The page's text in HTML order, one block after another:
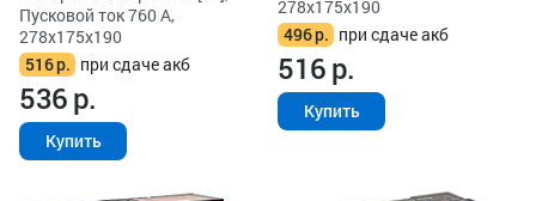
Пусковой ток 760 А,
278x175x190
516р. при сдаче акб
536р.
Купить
278x175x190
496р. при сдаче акб
516р.
Купить